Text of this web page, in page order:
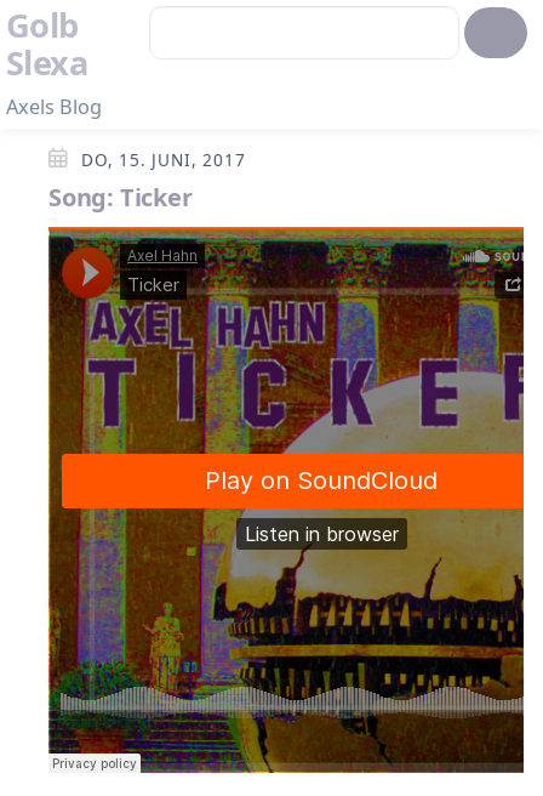
Golb
Slexa
Axels Blog
DO, 15. JUNI, 2017
Song: Ticker